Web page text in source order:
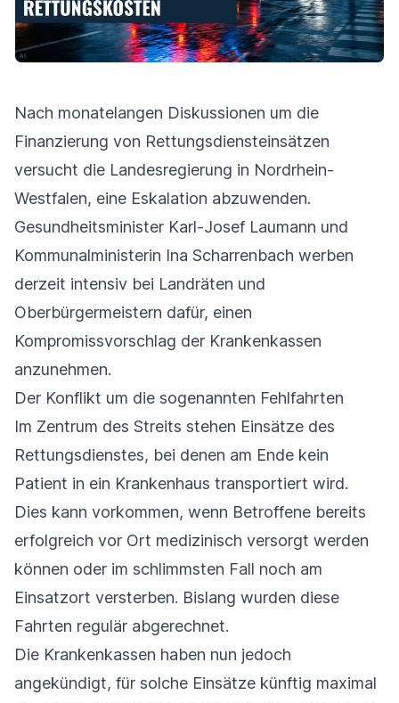
Nach monatelangen Diskussionen um die
Finanzierung von Rettungsdiensteinsätzen
versucht die Landesregierung in Nordrhein-
Westfalen, eine Eskalation abzuwenden.
Gesundheitsminister Karl-Josef Laumann und
Kommunalministerin Ina Scharrenbach werben
derzeit intensiv bei Landräten und
Oberbürgermeistern dafür, einen
Kompromissvorschlag der Krankenkassen
anzunehmen.
Der Konflikt um die sogenannten Fehlfahrten
Im Zentrum des Streits stehen Einsätze des
Rettungsdienstes, bei denen am Ende kein
Patient in ein Krankenhaus transportiert wird.
Dies kann vorkommen, wenn Betroffene bereits
erfolgreich vor Ort medizinisch versorgt werden
können oder im schlimmsten Fall noch am
Einsatzort versterben. Bislang wurden diese
Fahrten regulär abgerechnet.
Die Krankenkassen haben nun jedoch
angekündigt, für solche Einsätze künftig maximal